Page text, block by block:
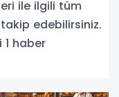
ile ilgili tüm
edebilirsiniz.
1 haber